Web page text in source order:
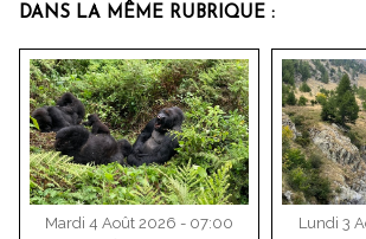
DANS LA MÊME RUBRIQUE :
Mardi 4 Août 2026 - 07:00
Lundi 3